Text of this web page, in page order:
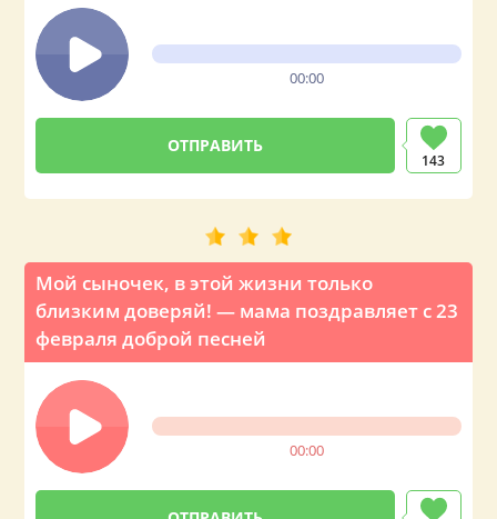
00:00
143
Мой сыночек, в этой жизни только
близким доверяй! — мама поздравляет с 23
февраля доброй песней
00:00